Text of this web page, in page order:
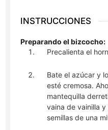
INSTRUCCIONES
Preparando el bizcocho:
Precalienta el
Bate el azúcar y
esté cremosa.
mantequilla
vaina de vainilla
semillas de una